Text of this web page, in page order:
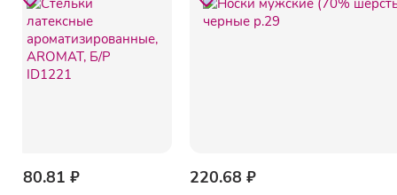
180.81 ₽ 220.68 ₽